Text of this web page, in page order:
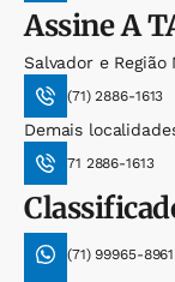
AssineA
Salvador e
(71) 2886-1613
Demais
71 2886-1613
(71) 99965-8961